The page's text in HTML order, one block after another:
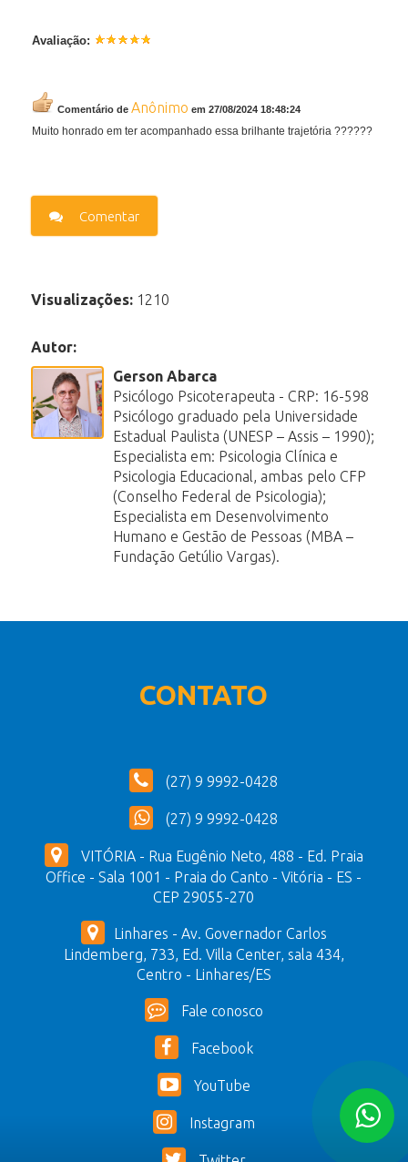
Avaliação:
Comentário de Anônimo em 27/08/2024 18:48:24
Muito honrado em ter acompanhado essa brilhante trajetória ??????
Comentar
Visualizações:1210
Autor:
Gerson Abarca
Psicólogo Psicoterapeuta - CRP: 16-598
Psicólogo graduado pela Universidade
Estadual Paulista (UNESP – Assis – 1990);
Especialista em: Psicologia Clínica e
Psicologia Educacional, ambas pelo CFP
(Conselho Federal de Psicologia);
Especialista em Desenvolvimento
Humano e Gestão de Pessoas (MBA –
Fundação Getúlio Vargas).
CONTATO
(27) 9 9992-0428
(27) 9 9992-0428
VITÓRIA - Rua Eugênio Neto, 488 - Ed. Praia
Office - Sala 1001 - Praia do Canto - Vitória - ES -
CEP 29055-270
Linhares - Av. Governador Carlos
Lindemberg, 733, Ed. Villa Center, sala 434,
Centro - Linhares/ES
Fale conosco
Facebook
YouTube
Instagram